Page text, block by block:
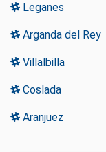
Leganes
Arganda del Rey
Villalbilla
Coslada
Aranjuez